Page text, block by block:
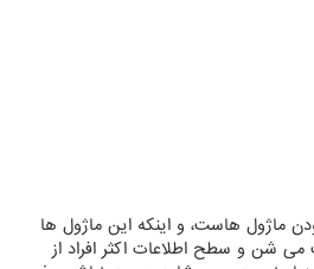
ماژول هاست، و اینکه این ماژول ها
شن و سطح اطلاعات اکثر افراد از